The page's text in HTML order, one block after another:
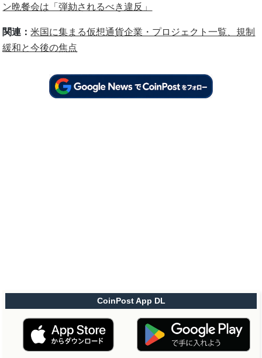
ン晩餐会は「弾劾されるべき違反」
関連：米国に集まる仮想通貨企業・プロジェクト一覧、規制
緩和と今後の焦点
CoinPost App DL